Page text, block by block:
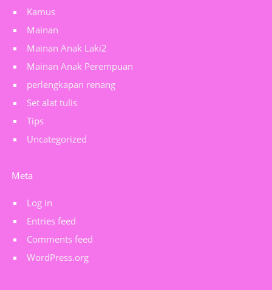
Kamus
Mainan
Mainan Anak Laki2
Mainan Anak Perempuan
perlengkapan renang
Set alat tulis
Tips
Uncategorized
Meta
Log in
Entries feed
Comments feed
WordPress.org